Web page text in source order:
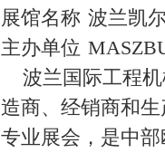
展馆名称 波兰凯
主办单位
波兰国际工程机
造商、经销商和
专业展会，是中